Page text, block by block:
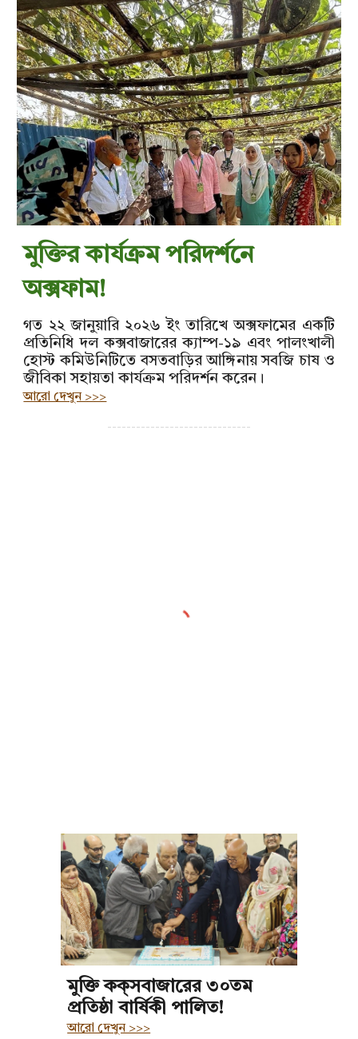
মুক্তির কার্যক্রম পরিদর্শনে
অক্সফাম!
গত ২২ জানুয়ারি ২০২৬ ইং তারিখে অক্সফামের একটি
প্রতিনিধি দল কক্সবাজারের ক্যাম্প-১৯ এবং পালংখালী
হোস্ট কমিউনিটিতে বসতবাড়ির আঙ্গিনায় সবজি চাষ ও
জীবিকা সহায়তা কার্যক্রম পরিদর্শন করেন।
আরো দেখুন >>>
------------------------------
মুক্তি কক্‌সবাজারের ৩০তম
প্রতিষ্ঠা বার্ষিকী পালিত!
আরো দেখুন >>>